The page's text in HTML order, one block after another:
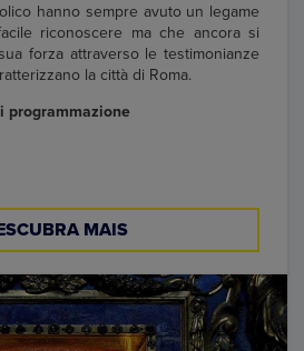
hanno sempre avuto un legame
riconoscere ma che ancora si
forza attraverso le testimonianze
la città di Roma.
programmazione
MAIS